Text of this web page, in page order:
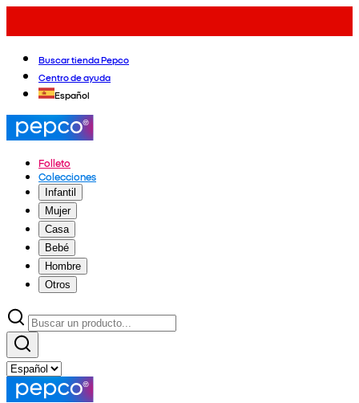
Buscar tienda Pepco
Centro de ayuda
Español
Folleto
Colecciones
Infantil
Mujer
Casa
Bebé
Hombre
Otros